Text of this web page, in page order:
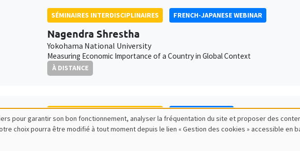
SÉMINAIRES INTERDISCIPLINAIRES FRENCH-JAPANESE WEBINAR
Nagendra Shrestha
Yokohama National University
Measuring Economic Importance of a Country in Global Context
À DISTANCE
Olga Tatarnikova
pour garantir son bon fonctionnement, analyser la fréquentation du site et proposer des
choix pourra être modifié à tout moment depuis le lien « Gestion des cookies » accessible en